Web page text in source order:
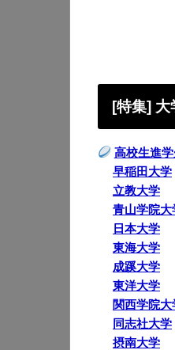
[特集] 大
高校生進
早稲田大学
立教大学
青山学院大
日本大学
東海大学
成蹊大学
東洋大学
関西学院大
同志社大学
摂南大学